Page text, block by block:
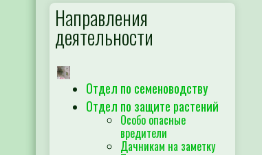
Направления
деятельности
Отдел по семеноводству
Отдел по защите растений
Особо опасные
вредители
Дачникам на заметку